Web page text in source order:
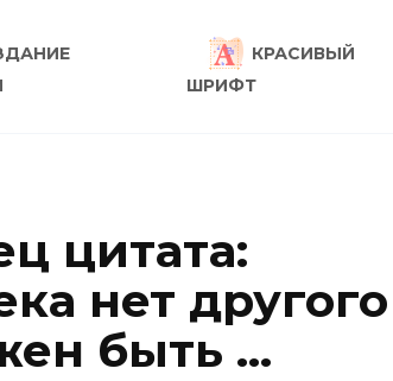
КРАСИВЫЙ
ШРИФТ
цитата:
нет другого
быть …